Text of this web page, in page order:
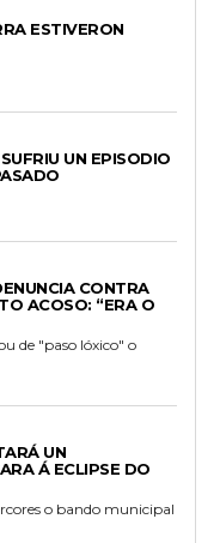
ESTIVERON
UN EPISODIO
CONTRA
ACOSO: “ERA O
de "paso lóxico" o
UN
Á ECLIPSE DO
o bando municipal